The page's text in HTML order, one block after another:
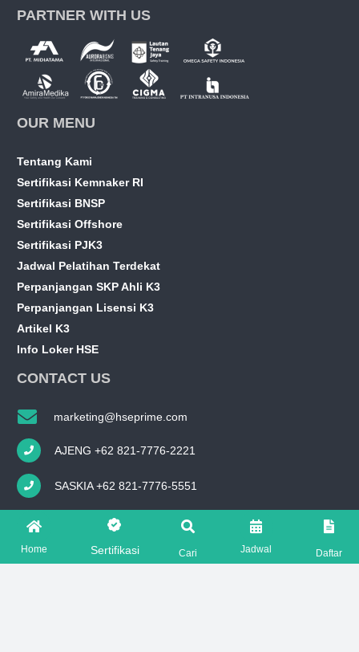
PARTNER WITH US
OUR MENU
Tentang Kami
Sertifikasi Kemnaker RI
Sertifikasi BNSP
Sertifikasi Offshore
Sertifikasi PJK3
Jadwal Pelatihan Terdekat
Perpanjangan SKP Ahli K3
Perpanjangan Lisensi K3
Artikel K3
Info Loker HSE
CONTACT US
marketing@hseprime.com
AJENG +62 821-7776-2221
SASKIA +62 821-7776-5551
FOLLOW US ON
Home Sertifikasi Cari Jadwal Daftar